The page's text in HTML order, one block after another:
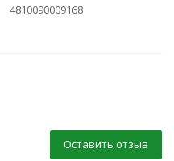
4810090009168
Оставить отзыв